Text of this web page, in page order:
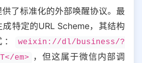
了标准化的外部唤醒协议。最
特定的URL Scheme，其结构
weixin://dl/business/?
em>
，但这属于微信内部调